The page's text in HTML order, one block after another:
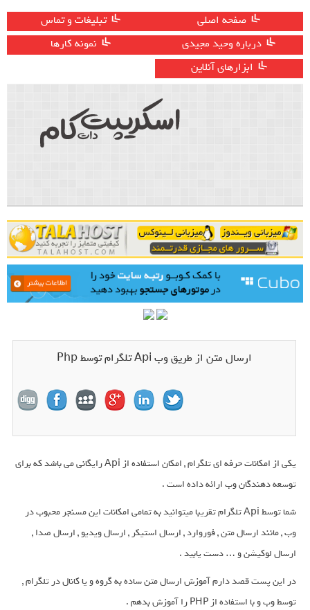
صفحه اصلی
تبلیغات و تماس
درباره وحید مجیدی
نمونه کارها
ابزارهای آنلاین
ارسال متن از طریق وب Api تلگرام توسط Php
یکی از امکانات حرفه ای تلگرام , امکان استفاده از Api رایگانی می باشد که برای
توسعه دهندگان وب ارائه داده است .
شما توسط Api تلگرام تقریبا میتوانید به تمامی امکانات این مسنجر محبوب در
وب , مانند ارسال متن , فوروارد , ارسال استیکر , ارسال ویدیو , ارسال صدا ,
ارسال لوکیشن و … دست یابید .
در این پست قصد دارم آموزش ارسال متن ساده به گروه و یا کانال در تلگرام ,
توسط وب و با استفاده از PHP را آموزش بدهم .